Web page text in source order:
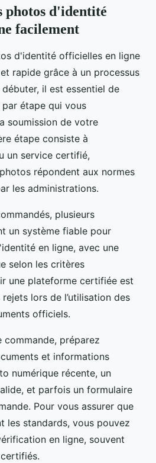
photos d'identité
facilement
d'identité officielles en ligne
rapide grâce à un processus
il est essentiel de
étape qui vous
soumission de votre
étape consiste à
un service certifié,
répondent aux normes
les administrations.
plusieurs
un système fiable pour
en ligne, avec une
selon les critères
une plateforme certifiée est
lors de l’utilisation des
officiels.
préparez
et informations
numérique récente, un
et parfois un formulaire
Pour vous assurer que
les standards, vous pouvez
en ligne, souvent